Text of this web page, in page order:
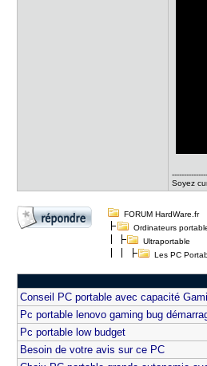
---------------
Soyez
FORUM HardWare.fr
Ordinateurs
Ultraportable
Les PC
Conseil PC portable avec capacité
Pc portable lenovo gaming bug
Pc portable low budget
Besoin de votre avis sur ce PC